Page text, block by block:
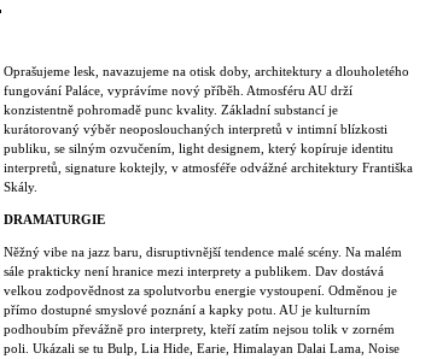
Oprašujeme lesk, navazujeme na otisk doby, architektury a dlouholetého
fungování Paláce, vyprávíme nový příběh. Atmosféru AU drží
konzistentně pohromadě punc kvality. Základní substancí je
kurátorovaný výběr neoposlouchaných interpretů v intimní blízkosti
publiku, se silným ozvučením, light designem, který kopíruje identitu
interpretů, signature koktejly, v atmosféře odvážné architektury Františka
Skály.
DRAMATURGIE
Něžný vibe na jazz baru, disruptivnější tendence malé scény. Na malém
sále prakticky není hranice mezi interprety a publikem. Dav dostává
velkou zodpovědnost za spolutvorbu energie vystoupení. Odměnou je
přímo dostupné smyslové poznání a kapky potu. AU je kulturním
podhoubím převážně pro interprety, kteří zatím nejsou tolik v zorném
poli. Ukázali se tu Bulp, Lia Hide, Earie, Himalayan Dalai Lama, Noise